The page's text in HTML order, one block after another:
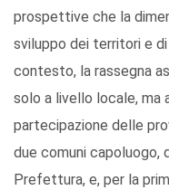
prospettive che la
sviluppo dei territori e
contesto, la rassegna
solo a livello locale, ma
partecipazione delle
due comuni capoluogo,
Prefettura, e, per la